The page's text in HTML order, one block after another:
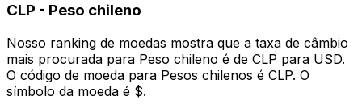
CLP - Peso chileno
Nosso ranking de moedas mostra que a taxa de câmbio
mais procurada para Peso chileno é de CLP para USD.
O código de moeda para Pesos chilenos é CLP. O
símbolo da moeda é $.